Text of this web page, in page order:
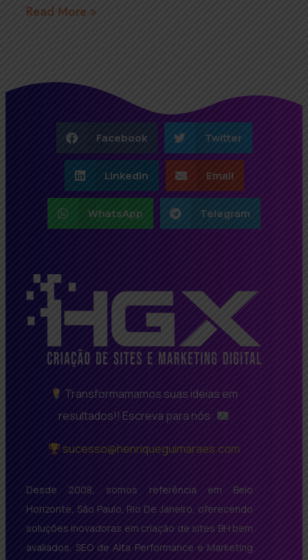
Read More »
Facebook Twitter
LinkedIn Email
WhatsApp Telegram
Transformamamos suas ideias em
resultados!! Escreva para nós:
sucesso@henriqueguimaraes.com
Desde 2008, somos referência em Belo
Horizonte, São Paulo, Rio De Janeiro, oferecendo
soluções inovadoras em criação de sites BH bem
avaliados, SEO de Alta Performance e Marketing